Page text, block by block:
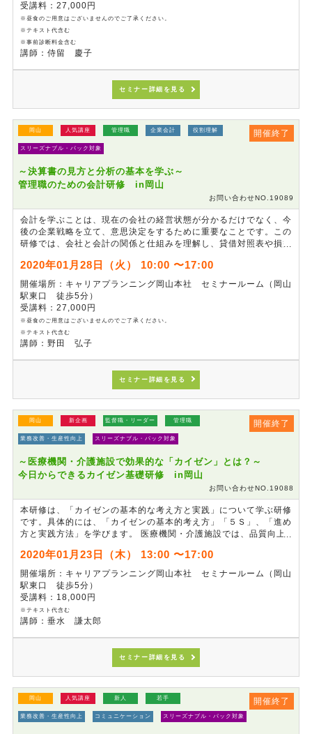
受講料：27,000円
※昼食のご用意はございませんのでご了承ください。
※テキスト代含む
※事前診断料金含む
講師：侍留 慶子
セミナー詳細を見る
開催終了
岡山 人気講座 管理職 企業会計 役割理解
スリーズナブル・パック対象
～決算書の見方と分析の基本を学ぶ～
管理職のための会計研修 in岡山
お問い合わせNO.19089
会計を学ぶことは、現在の会社の経営状態が分かるだけでなく、今
後の企業戦略を立て、意思決定をするために重要なことです。この
研修では、会社と会計の関係と仕組みを理解し、貸借対照表や損益
体系立てて学ぶ機会の少なかった方にも分かりやすく、管理職とし
て経営に直結する知識が習得できる研修です。
2020年01月28日（火） 10:00 〜17:00
開催場所：キャリアプランニング岡山本社 セミナールーム（岡山
駅東口 徒歩5分）
受講料：27,000円
※昼食のご用意はございませんのでご了承ください。
※テキスト代含む
講師：野田 弘子
セミナー詳細を見る
開催終了
岡山 新企画 監督職・リーダー 管理職
業務改善・生産性向上 スリーズナブル・パック対象
～医療機関・介護施設で効果的な「カイゼン」とは？～
今日からできるカイゼン基礎研修 in岡山
お問い合わせNO.19088
本研修は、「カイゼンの基本的な考え方と実践」について学ぶ研修
です。具体的には、「カイゼンの基本的考え方」「５Ｓ」、「進め
方と実践方法」を学びます。 医療機関・介護施設では、品質向上
る機関も増えてきています。その中で、カイゼン活動自体が業務を
増やすという悪循環に陥っているケースも少なくありません。 カ
イゼンの基本を学ぶことで、現在行っているカイゼン活動の見直し
や、より効果的な活動にするためのポイントを学び、活動効果の向
上を目指します。
2020年01月23日（木） 13:00 〜17:00
開催場所：キャリアプランニング岡山本社 セミナールーム（岡山
駅東口 徒歩5分）
受講料：18,000円
※テキスト代含む
講師：垂水 謙太郎
セミナー詳細を見る
開催終了
岡山 人気講座 新人 若手
業務改善・生産性向上 コミュニケーション スリーズナブル・パック対象